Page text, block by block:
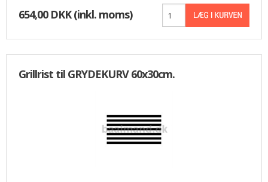
654,00 DKK(inkl. moms)
Grillrist til GRYDEKURV 60x30cm.